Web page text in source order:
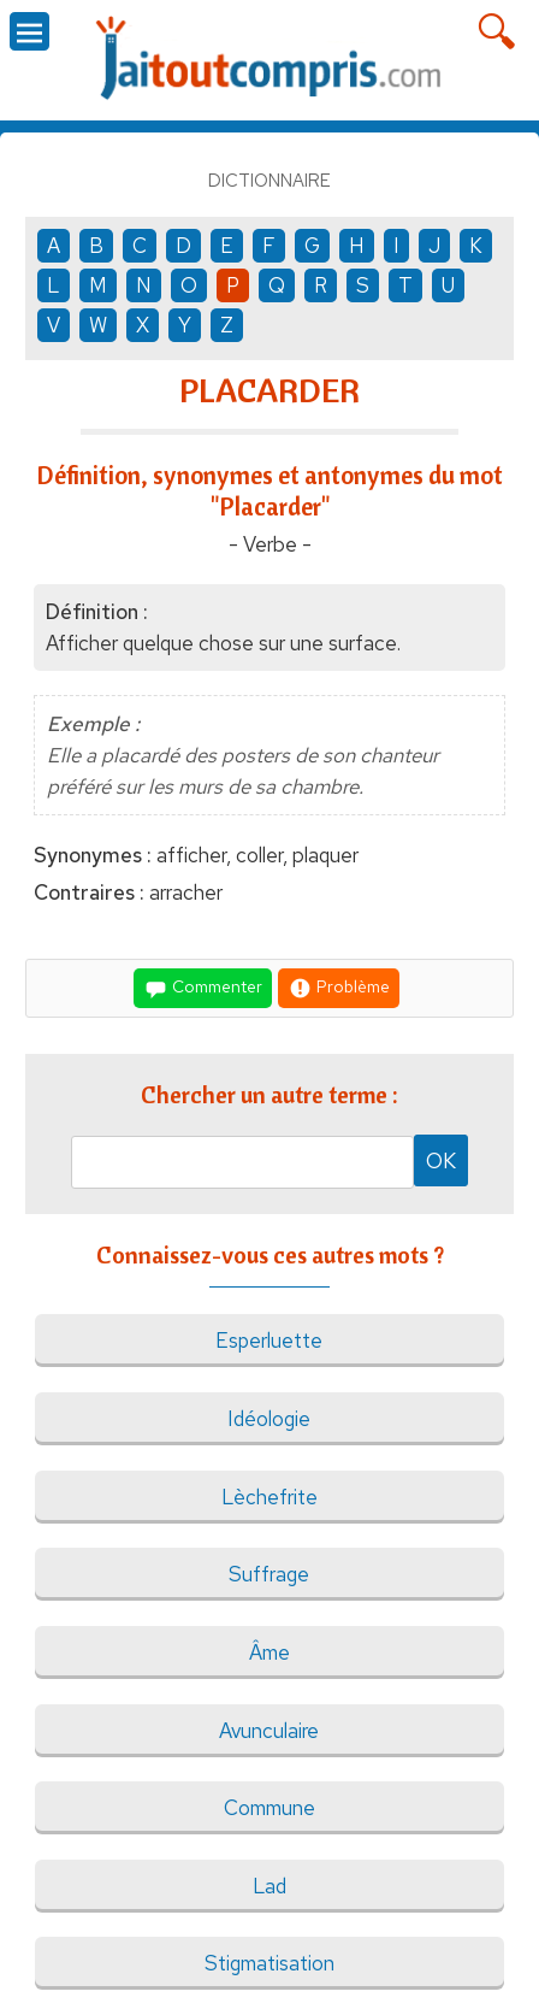
DICTIONNAIRE
A B C D E F G H I J
K
L
M N O P Q R S T
U
V
W X Y Z
PLACARDER
Définition, synonymes et antonymes du mot
"Placarder"
- Verbe -
Définition :
Afficher quelque chose sur une surface.
Exemple :
Elle a placardé des posters de son chanteur
préféré sur les murs de sa chambre.
Synonymes : afficher, coller, plaquer
Contraires : arracher
Commenter Problème
Chercher un autre terme :
Connaissez-vous ces autres mots ?
Esperluette
Idéologie
Lèchefrite
Suffrage
Âme
Avunculaire
Commune
Lad
Stigmatisation